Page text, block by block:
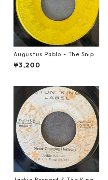
Augustus Pablo - The Snipe
r【7-21945】
¥3,200